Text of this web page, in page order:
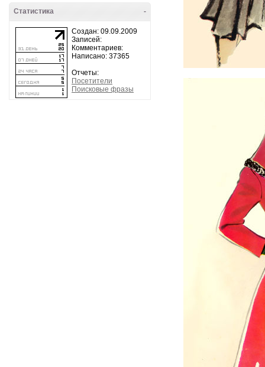
-
Статистика
Создан: 09.09.2009
Записей:
Комментариев:
Написано: 37365
Отчеты:
Посетители
Поисковые фразы